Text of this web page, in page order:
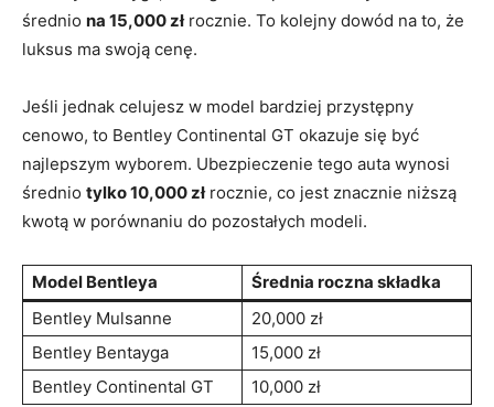
średnio na 15,000 zł‌rocznie. To kolejny dowód ‌na to, że
luksus ma swoją cenę.
Jeśli jednak​ celujesz w model bardziej przystępny
cenowo, to Bentley Continental GT okazuje się być
najlepszym wyborem.​ Ubezpieczenie tego auta wynosi​
średnio tylko 10,000 złrocznie, co jest znacznie niższą
kwotą w⁣ porównaniu do pozostałych modeli.
Model Bentleya
Średnia roczna składka
Bentley⁤ Mulsanne
20,000 zł
Bentley‌ Bentayga
15,000 zł
Bentley Continental GT
10,000 zł